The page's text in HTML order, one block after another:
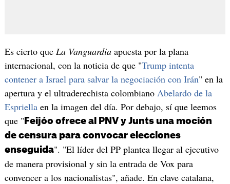
Es cierto que La Vanguardiaapuesta por la plana
internacional, con la noticia de que "Trump intenta
contener a Israel para salvar la negociación con Irán" en la
apertura y el ultraderechista colombiano Abelardo de la
Espriellaen la imagen del día. Por debajo, sí que leemos
que " Feijóo ofrece al PNV y Junts una moción
de censura para convocar elecciones
enseguida". "El líder del PP plantea llegar al ejecutivo
de manera provisional y sin la entrada de Vox para
convencer a los nacionalistas", añade. En clave catalana,